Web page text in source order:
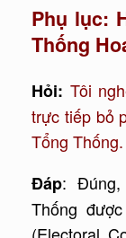
Phụ lục:
Thống
Hỏi: Tôi
trực tiếp bỏ
Tổng
Đáp:
Thống